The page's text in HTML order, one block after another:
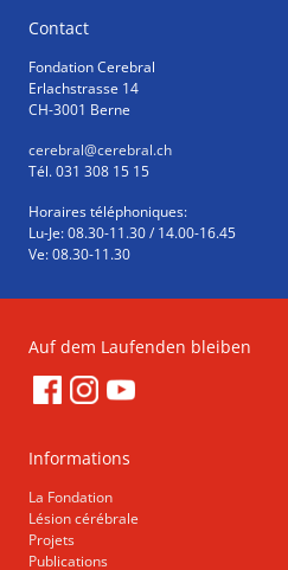
Contact
Fondation Cerebral
Erlachstrasse 14
CH-3001 Berne
cerebral@cerebral.ch
Tél. 031 308 15 15
Horaires téléphoniques:
Lu-Je: 08.30-11.30 / 14.00-16.45
Ve: 08.30-11.30
Auf dem Laufenden bleiben
Informations
La Fondation
Lésion cérébrale
Projets
Publications